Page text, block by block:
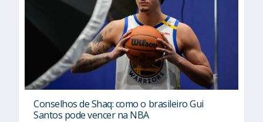
Conselhos de Shaq: como o brasileiro Gui
Santos pode vencer na NBA